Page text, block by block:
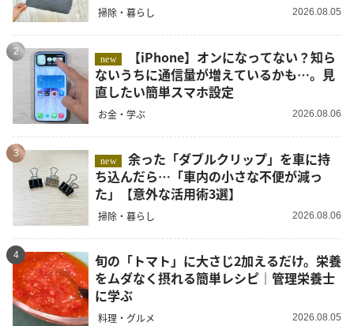
掃除・暮らし 2026.08.05
2
new
ないうちに通信量が増えているかも…。見
直したい簡単スマホ設定
お金・学ぶ 2026.08.06
3
new
余った「ダブルクリップ」を車に持
ち込んだら…「車内の小さな不便が減っ
た」【意外な活用術3選】
掃除・暮らし 2026.08.06
4
旬の「トマト」に大さじ2加えるだけ。栄養
をムダなく摂れる簡単レシピ｜管理栄養士
に学ぶ
料理・グルメ 2026.08.05